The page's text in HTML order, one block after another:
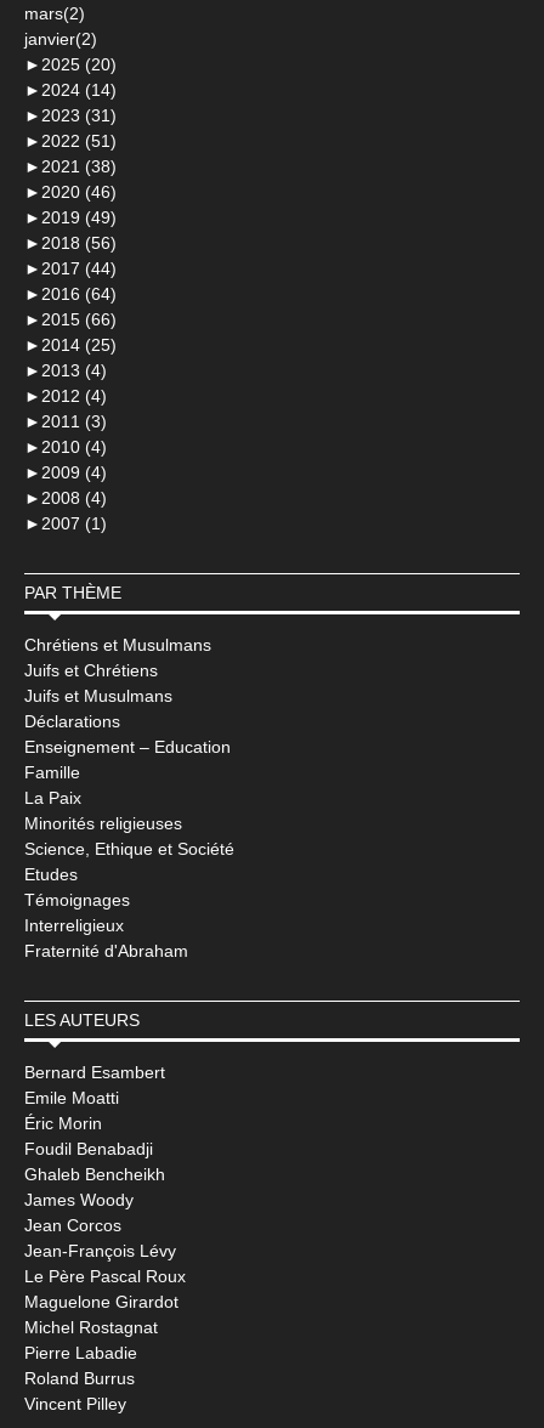
mars(2)
janvier(2)
► 2025 (20)
► 2024 (14)
► 2023 (31)
► 2022 (51)
► 2021 (38)
► 2020 (46)
► 2019 (49)
► 2018 (56)
► 2017 (44)
► 2016 (64)
► 2015 (66)
► 2014 (25)
► 2013 (4)
► 2012 (4)
► 2011 (3)
► 2010 (4)
► 2009 (4)
► 2008 (4)
► 2007 (1)
PAR THÈME
Chrétiens et Musulmans
Juifs et Chrétiens
Juifs et Musulmans
Déclarations
Enseignement – Education
Famille
La Paix
Minorités religieuses
Science, Ethique et Société
Etudes
Témoignages
Interreligieux
Fraternité d'Abraham
LES AUTEURS
Bernard Esambert
Emile Moatti
Éric Morin
Foudil Benabadji
Ghaleb Bencheikh
James Woody
Jean Corcos
Jean-François Lévy
Le Père Pascal Roux
Maguelone Girardot
Michel Rostagnat
Pierre Labadie
Roland Burrus
Vincent Pilley